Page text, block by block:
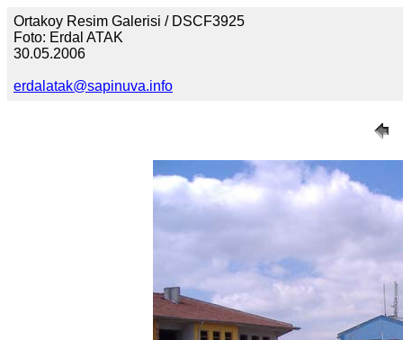
Ortakoy Resim Galerisi / DSCF3925
Foto: Erdal ATAK
30.05.2006
erdalatak@sapinuva.info